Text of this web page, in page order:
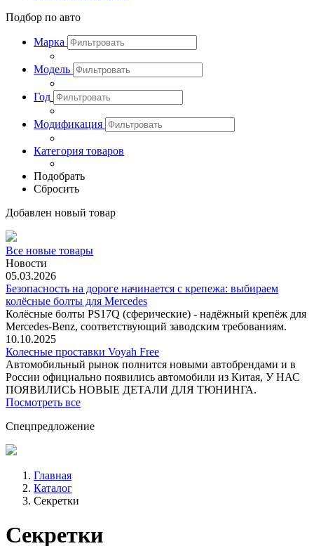
Подбор по авто
Марка
Модель
Год
Модификация
Категория товаров
Подобрать
Сбросить
Добавлен новый товар
Все новые товары
Новости
05.03.2026
Безопасность на дороге начинается с крепежа: выбираем
колёсные болты для Mercedes
Колёсные болты PS17Q (сферические) - надёжный крепёж для
Mercedes‑Benz, соответствующий заводским требованиям.
10.10.2025
Колесные проставки Voyah Free
Автомобильный рынок полнится новыми автобрендами и в
России официально появились автомобили из Китая, У НАС
ПОЯВИЛИСЬ НОВЫЕ ДЕТАЛИ ДЛЯ ТЮНИНГА.
Посмотреть все
Спецпредложение
Главная
Каталог
Секретки
Секретки